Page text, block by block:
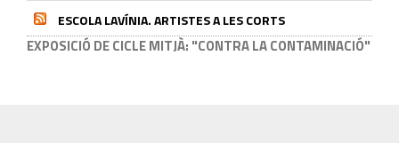
ESCOLA LAVÍNIA. ARTISTES A LES CORTS
EXPOSICIÓ DE CICLE MITJÀ: "CONTRA LA CONTAMINACIÓ"